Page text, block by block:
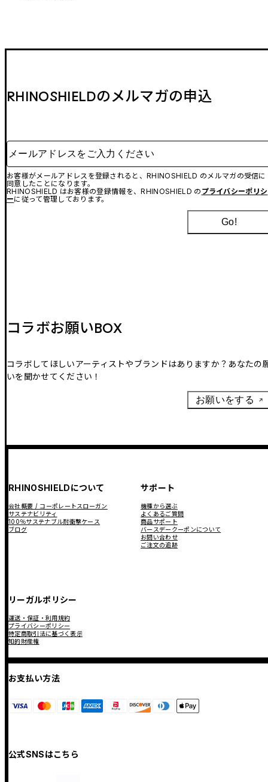
RHINOSHIELDのメルマガの申込
メールアドレスをご入力ください
お客様がメールアドレスを登録されると、RHINOSHIELD のメルマガの受信に
同意したことになります。
RHINOSHIELD はお客様の登録情報を、RHINOSHIELD の プライバシーポリシ
ーに従って管理しております。
Go!
コラボお願いBOX
コラボしてほしいアーティストやブランドはありますか？あなたの
いを聞かせてください！
お願いをする
RHINOSHIELDについて
会社概要 / コーポレートスローガン
サステナビリティ
100％サステナブル耐衝撃ケース
ブログ
サポート
機種から選ぶ
よくあるご質問
商品サポート
バースデークーポンについて
お問い合わせ
ご注文の追跡
リーガルポリシー
運送・保証・利用規約
プライバシーポリシー
特定商取引法に基づく表示
知的財産権
お支払い方法
公式SNSはこちら